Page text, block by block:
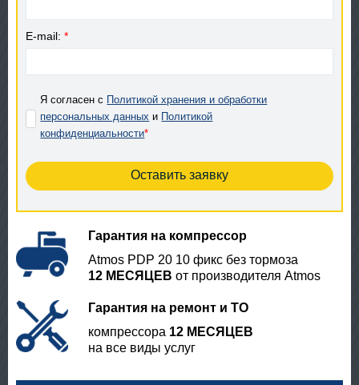
E-mail: *
Я согласен с Политикой хранения и обработки
персональных данных и Политикой
конфиденциальности*
Гарантия на компрессор
Atmos PDP 20 10 фикс без тормоза
12 МЕСЯЦЕВ от производителя Atmos
Гарантия на ремонт и ТО
компрессора 12 МЕСЯЦЕВ
на все виды услуг